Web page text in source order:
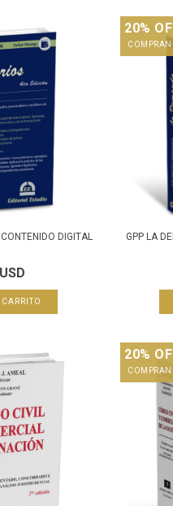
DIGITAL
20%
GPP LA
20%